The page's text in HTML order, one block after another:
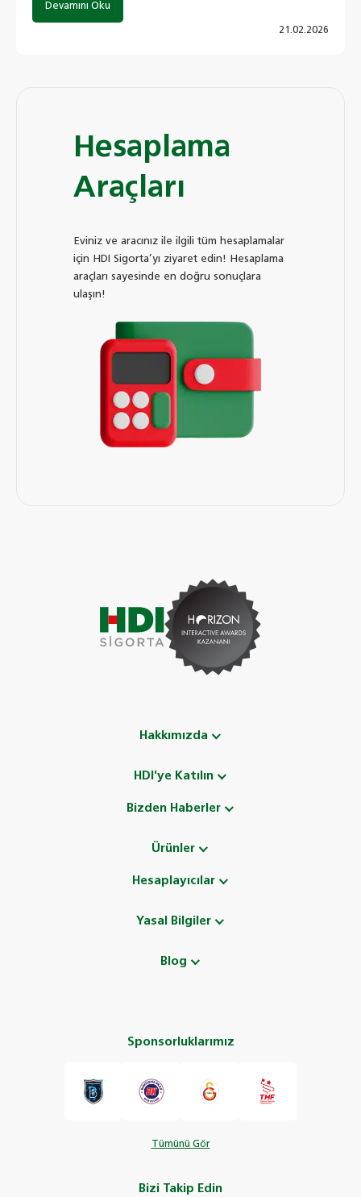
Devamını Oku
21.02.2026
Hesaplama
Araçları
Eviniz ve aracınız ile ilgili tüm hesaplamalar
için HDI Sigorta’yı ziyaret edin! Hesaplama
araçları sayesinde en doğru sonuçlara
ulaşın!
Hakkımızda
HDI'ye Katılın
Bizden Haberler
Ürünler
Hesaplayıcılar
Yasal Bilgiler
Blog
Sponsorluklarımız
Tümünü Gör
Bizi Takip Edin